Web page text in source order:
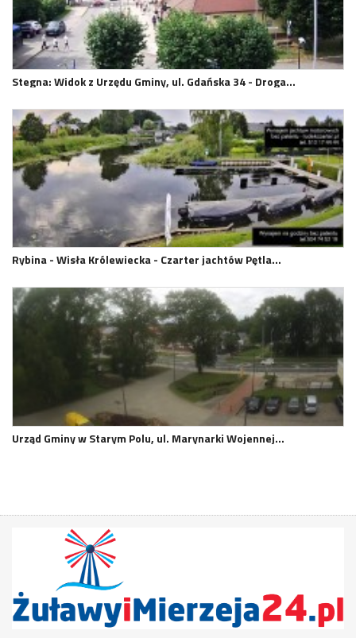
Stegna: Widok z Urzędu Gminy, ul. Gdańska 34 - Droga…
Rybina - Wisła Królewiecka - Czarter jachtów Pętla…
Urząd Gminy w Starym Polu, ul. Marynarki Wojennej…